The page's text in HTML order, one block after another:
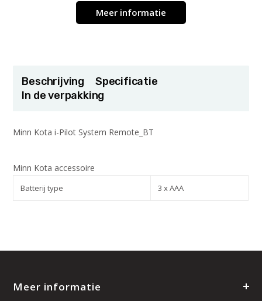
Meer informatie
Beschrijving
Specificatie
In de verpakking
Minn Kota i-Pilot System Remote_BT
Minn Kota accessoire
Batterij type 3 x AAA
Meer informatie